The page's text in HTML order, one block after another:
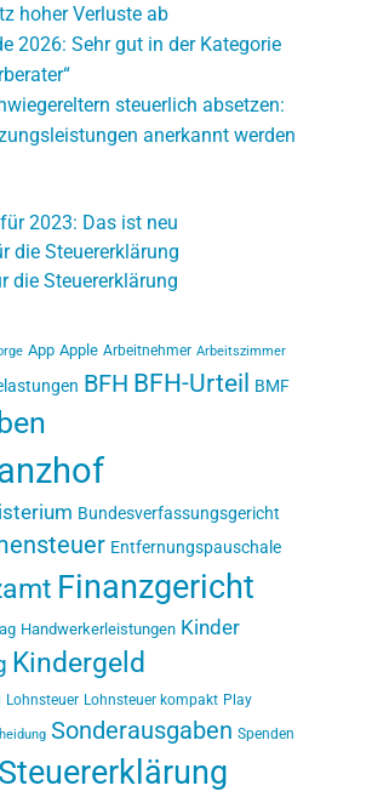
hoher Verluste ab
2026: Sehr gut in der Kategorie
steuerlich absetzen:
anerkannt werden
2023: Das ist neu
die Steuererklärung
die Steuererklärung
App Apple Arbeitnehmer Arbeitszimmer
BFH BFH-Urteil BMF
Bundesverfassungsgericht
Entfernungspauschale
Finanzgericht
Handwerkerleistungen Kinder
Kindergeld
Lohnsteuer Lohnsteuer kompakt Play
Sonderausgaben Spenden
Steuererklärung